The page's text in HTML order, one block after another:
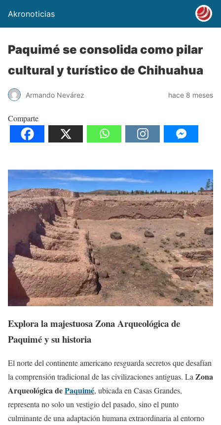
Akronoticias
Paquimé se consolida como pilar
cultural y turístico de Chihuahua
Armando Nevárez hace 8 meses
Comparte
Explora la majestuosa Zona Arqueológica de
Paquimé y su historia
El norte del continente americano resguarda secretos que desafían
la comprensión tradicional de las civilizaciones antiguas. LaZona
Arqueológica dePaquimé, ubicada en Casas Grandes,
representa no solo un vestigio del pasado, sino el punto
culminante de una adaptación humana extraordinaria al entorno